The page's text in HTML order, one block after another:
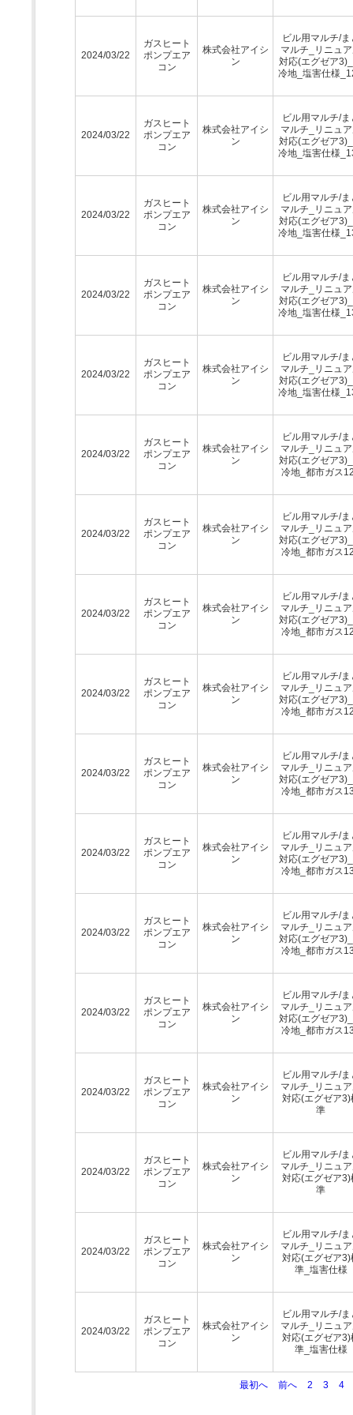
2024/03/22
ガスヒート
ポンプエア
コン
株式会社アイシ
ン
ビル用マルチ/ま
マルチ_リニュ
対応(エグゼア
冷地_塩害仕様
2024/03/22
ガスヒート
ポンプエア
コン
株式会社アイシ
ン
ビル用マルチ/ま
マルチ_リニュ
対応(エグゼア
冷地_塩害仕様
2024/03/22
ガスヒート
ポンプエア
コン
株式会社アイシ
ン
ビル用マルチ/ま
マルチ_リニュ
対応(エグゼア
冷地_塩害仕様
2024/03/22
ガスヒート
ポンプエア
コン
株式会社アイシ
ン
ビル用マルチ/ま
マルチ_リニュ
対応(エグゼア
冷地_塩害仕様
2024/03/22
ガスヒート
ポンプエア
コン
株式会社アイシ
ン
ビル用マルチ/ま
マルチ_リニュ
対応(エグゼア
冷地_塩害仕様
2024/03/22
ガスヒート
ポンプエア
コン
株式会社アイシ
ン
ビル用マルチ/ま
マルチ_リニュ
対応(エグゼア
冷地_都市ガス
2024/03/22
ガスヒート
ポンプエア
コン
株式会社アイシ
ン
ビル用マルチ/ま
マルチ_リニュ
対応(エグゼア
冷地_都市ガス
2024/03/22
ガスヒート
ポンプエア
コン
株式会社アイシ
ン
ビル用マルチ/ま
マルチ_リニュ
対応(エグゼア
冷地_都市ガス
2024/03/22
ガスヒート
ポンプエア
コン
株式会社アイシ
ン
ビル用マルチ/ま
マルチ_リニュ
対応(エグゼア
冷地_都市ガス
2024/03/22
ガスヒート
ポンプエア
コン
株式会社アイシ
ン
ビル用マルチ/ま
マルチ_リニュ
対応(エグゼア
冷地_都市ガス
2024/03/22
ガスヒート
ポンプエア
コン
株式会社アイシ
ン
ビル用マルチ/ま
マルチ_リニュ
対応(エグゼア
冷地_都市ガス
2024/03/22
ガスヒート
ポンプエア
コン
株式会社アイシ
ン
ビル用マルチ/ま
マルチ_リニュ
対応(エグゼア
冷地_都市ガス
2024/03/22
ガスヒート
ポンプエア
コン
株式会社アイシ
ン
ビル用マルチ/ま
マルチ_リニュ
対応(エグゼア
冷地_都市ガス
2024/03/22
ガスヒート
ポンプエア
コン
株式会社アイシ
ン
ビル用マルチ/ま
マルチ_リニュ
対応(エグゼア3)
準
2024/03/22
ガスヒート
ポンプエア
コン
株式会社アイシ
ン
ビル用マルチ/ま
マルチ_リニュ
対応(エグゼア3)
準
2024/03/22
ガスヒート
ポンプエア
コン
株式会社アイシ
ン
ビル用マルチ/ま
マルチ_リニュ
対応(エグゼア3)
準_塩害仕様
2024/03/22
ガスヒート
ポンプエア
コン
株式会社アイシ
ン
ビル用マルチ/ま
マルチ_リニュ
対応(エグゼア3)
準_塩害仕様
最初へ 前へ 2 3 4